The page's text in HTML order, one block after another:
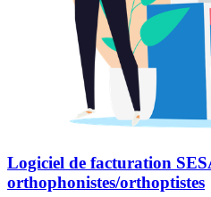
Logiciel de facturation
orthophonistes/orthoptistes